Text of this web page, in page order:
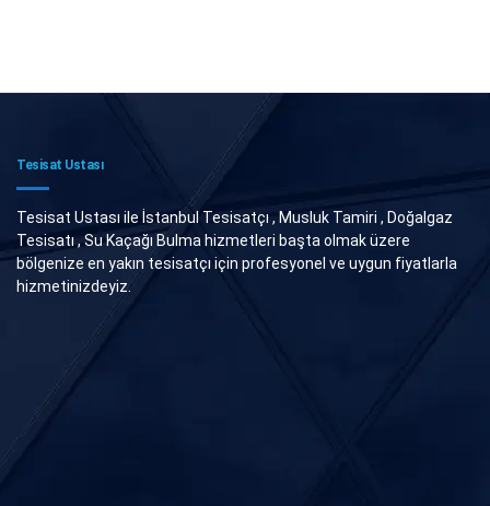
Tesisat Ustası
Tesisat Ustası ile İstanbul Tesisatçı , Musluk Tamiri , Doğalgaz
Tesisatı , Su Kaçağı Bulma hizmetleri başta olmak üzere
bölgenize en yakın tesisatçı için profesyonel ve uygun fiyatlarla
hizmetinizdeyiz.